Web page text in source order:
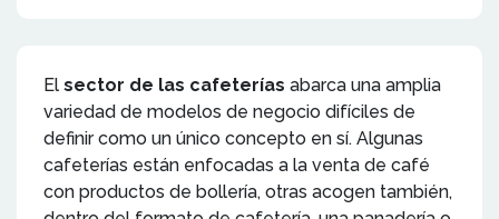
El sector de las cafeterías abarca una amplia
variedad de modelos de negocio difíciles de
definir como un único concepto en sí. Algunas
cafeterías están enfocadas a la venta de café
con productos de bollería, otras acogen también,